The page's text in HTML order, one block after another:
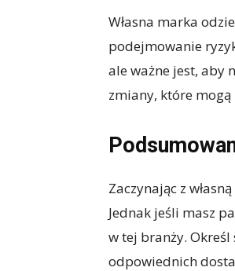
Własna marka
podejmowanie
ale ważne jest, aby
zmiany, które mogą
Zaczynając z
Jednak jeśli masz
w tej branży.
odpowiednich